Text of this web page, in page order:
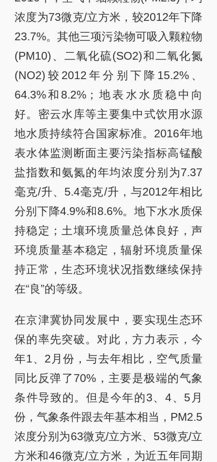
浓度为73微克/立方米，较2012年下降
23.7%。其他三项污染物可吸入颗粒物
(PM10)、二氧化硫(SO2)和二氧化氮
(NO2)较2012年分别下降15.2%、
64.3%和8.2%；地表水水质稳中向
好。密云水库等主要集中式饮用水源
地水质持续符合国家标准。2016年地
表水体监测断面主要污染指标高锰酸
盐指数和氨氮的年均浓度分别为7.37
毫克/升、5.4毫克/升，与2012年相比
分别下降4.9%和8.6%。地下水水质保
持稳定；土壤环境质量总体良好，声
环境质量基本稳定，辐射环境质量保
持正常，生态环境状况指数继续保持
在“良”的等级。
在京津冀协同发展中，要实现生态环
保的率先突破。对此，方力表示，今
年1、2月份，与去年相比，空气质量
同比反弹了70%，主要是极端的气象
条件导致的。但是今年的3、4、5月
份，气象条件跟去年基本相当，PM2.5
浓度分别为63微克/立方米、53微克/立
方米和46微克/立方米，为近五年同期